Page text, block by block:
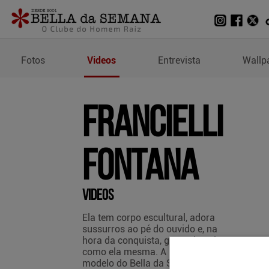
Vídeos de Francielli
Fotos Videos Entrevista
Francielli
Fontana
Videos
Ela tem corpo escultural, adora
sussurros ao pé do ouvido e, na
hora da conquista, gosta de agir
como ela mesma. A nova
modelo do Bella da Semana